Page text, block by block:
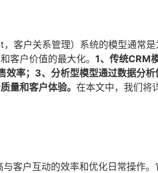
客户关系管理）系统的模型通常
客户价值的最大化。 1、传统CRM
效率；3、分析型模型通过数据分
量和客户体验。 在本文中，我们将
客户互动的效率和优化日常操作